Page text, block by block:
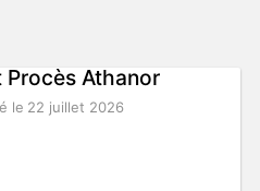
Procès Athanor
le 22 juillet 2026